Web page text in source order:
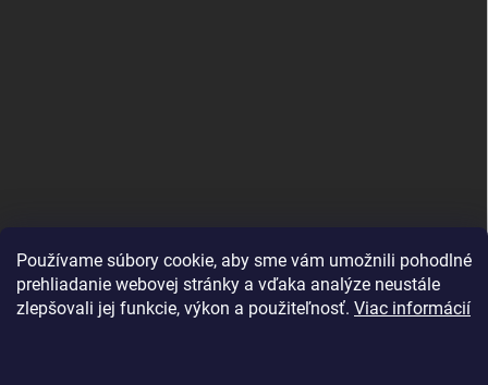
Používame súbory cookie, aby sme vám umožnili pohodlné
prehliadanie webovej stránky a vďaka analýze neustále
zlepšovali jej funkcie, výkon a použiteľnosť. Viac informácií